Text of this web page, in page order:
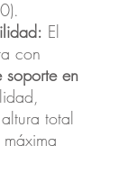
El
con
soporte en
total